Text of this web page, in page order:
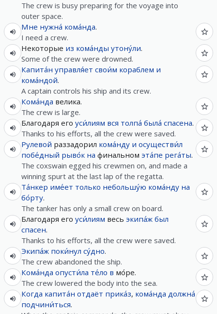
The crew is busy preparing for the voyage into
outer space.
Мне нужна́ кома́нда.
I need a crew.
Некоторые из кома́нды утону́ли.
Some of the crew were drowned.
Капита́н управля́ет свои́м кораблем и
кома́ндой.
A captain controls his ship and its crew.
Кома́нда велика.
The crew is large.
Благодаря его уси́лиям вся толпа́ была́ спасена.
Thanks to his efforts, all the crew were saved.
Рулевой раззадорил кома́нду и осуществи́л
побе́дный рыво́к на финальном эта́пе рега́ты.
The coxswain egged his crewmen on, and made a
winning spurt at the last lap of the regatta.
Та́нкер име́ет только небольшу́ю кома́нду на
бо́рту.
The tanker has only a small crew on board.
Благодаря его уси́лиям весь экипа́ж был
спасен.
Thanks to his efforts, all the crew were saved.
Экипа́ж поки́нул су́дно.
The crew abandoned the ship.
Кома́нда опусти́ла те́ло в мо́ре.
The crew lowered the body into the sea.
Когда капита́н отдаёт прика́з, кома́нда должна́
подчини́ться.